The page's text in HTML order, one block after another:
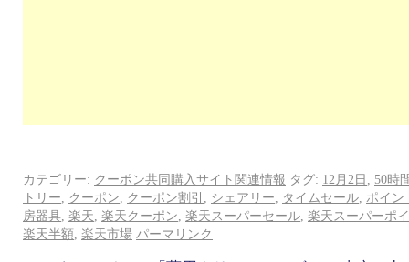
カテゴリー: クーポン共同購入サイト関連情報 タグ: 12月2日
50時
トリー
クーポン クーポン割引 シェアリー タイムセール ポイン
房器具 楽天 楽天クーポン 楽天スーパーセール 楽天スーパーポ
楽天半額 楽天市場 パーマリンク